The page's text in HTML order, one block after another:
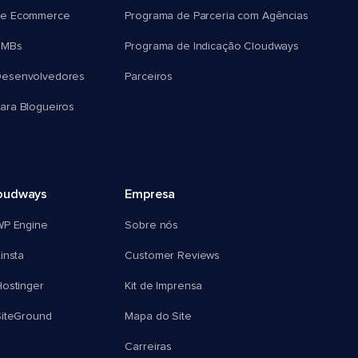
Ecommerce
Blogueiros
Programa de Parceria com Agências
Programa de Indicação Cloudways
Parceiros
Engine
Empresa
Sobre nós
Customer Reviews
Kit de Imprensa
Mapa do Site
Carreiras